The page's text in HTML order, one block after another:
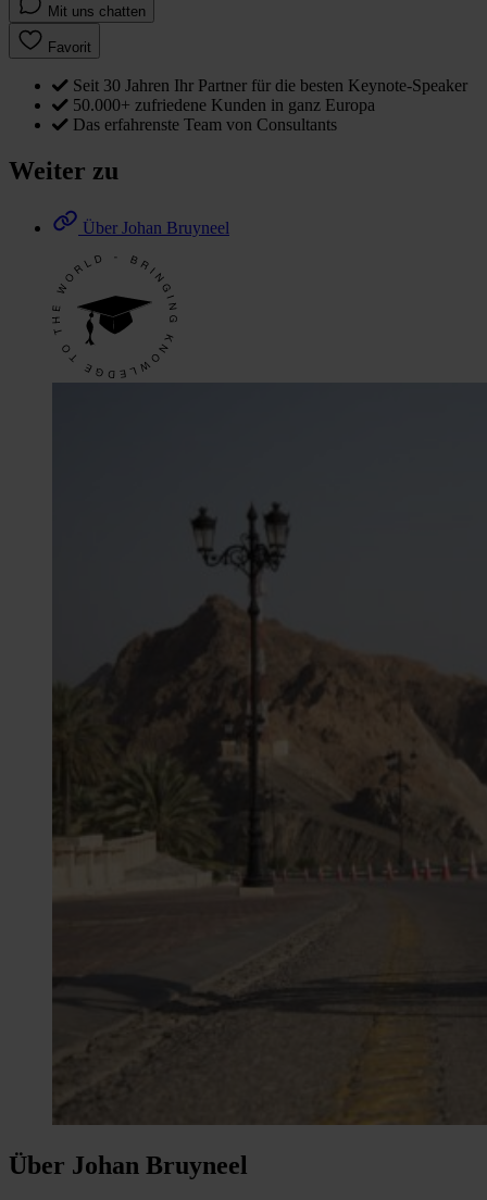
Mit uns chatten
Favorit
Seit 30 Jahren Ihr Partner für die besten Keynote-Speaker
50.000+ zufriedene Kunden in ganz Europa
Das erfahrenste Team von Consultants
Weiter zu
Über Johan Bruyneel
Über Johan Bruyneel